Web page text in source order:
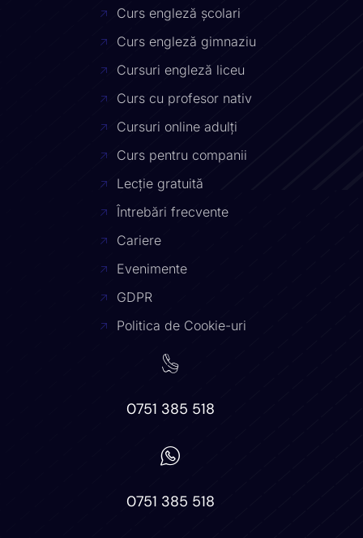
Curs engleză școlari
Curs engleză gimnaziu
Cursuri engleză liceu
Curs cu profesor nativ
Cursuri online adulți
Curs pentru companii
Lecție gratuită
Întrebări frecvente
Cariere
Evenimente
GDPR
Politica de Cookie-uri
0751 385 518
0751 385 518